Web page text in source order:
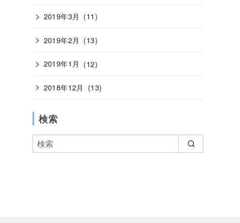
2019年3月 (11)
2019年2月 (13)
2019年1月 (12)
2018年12月 (13)
検索